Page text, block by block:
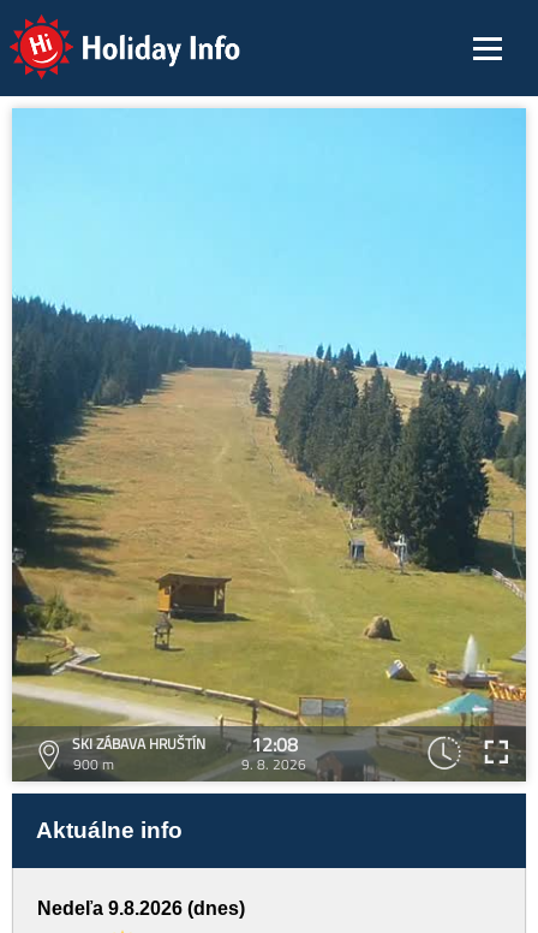
Holiday Info
SKI ZÁBAVA HRUŠTÍN
900 m
12:08
9. 8. 2026
Aktuálne info
Nedeľa 9.8.2026 (dnes)